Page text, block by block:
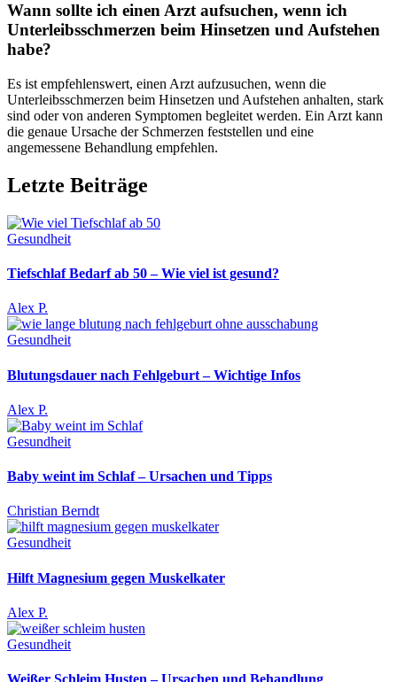
Wann sollte ich einen Arzt aufsuchen, wenn ich
Unterleibsschmerzen beim Hinsetzen und Aufstehen
habe?
Es ist empfehlenswert, einen Arzt aufzusuchen, wenn die
Unterleibsschmerzen beim Hinsetzen und Aufstehen anhalten, stark
sind oder von anderen Symptomen begleitet werden. Ein Arzt kann
die genaue Ursache der Schmerzen feststellen und eine
angemessene Behandlung empfehlen.
Letzte Beiträge
Gesundheit
Tiefschlaf Bedarf ab 50 – Wie viel ist gesund?
Alex P.
Gesundheit
Blutungsdauer nach Fehlgeburt – Wichtige Infos
Alex P.
Gesundheit
Baby weint im Schlaf – Ursachen und Tipps
Christian Berndt
Gesundheit
Hilft Magnesium gegen Muskelkater
Alex P.
Gesundheit